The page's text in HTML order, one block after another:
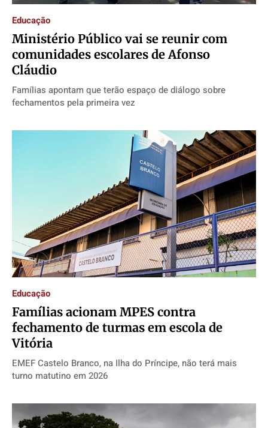
Educação
Ministério Público vai se reunir com
comunidades escolares de Afonso
Cláudio
Famílias apontam que terão espaço de diálogo sobre
fechamentos pela primeira vez
Educação
Famílias acionam MPES contra
fechamento de turmas em escola de
Vitória
EMEF Castelo Branco, na Ilha do Príncipe, não terá mais
turno matutino em 2026